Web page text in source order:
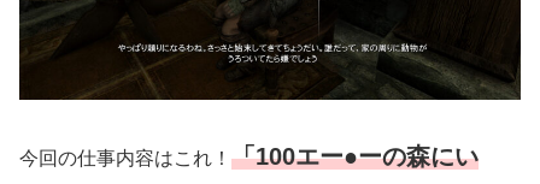
今回の仕事内容はこれ！ 「100エー●ーの森にい